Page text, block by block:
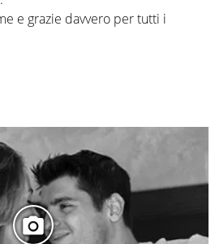
e grazie davvero per tutti i